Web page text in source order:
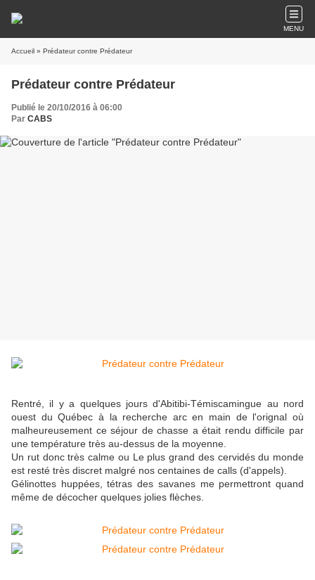
MENU
Accueil » Prédateur contre Prédateur
Prédateur contre Prédateur
Publié le 20/10/2016 à 06:00
Par CABS
Rentré, il y a quelques jours d'Abitibi-Témiscamingue au nord
ouest du Québec à la recherche arc en main de l'orignal où
malheureusement ce séjour de chasse a était rendu difficile par
une température très au-dessus de la moyenne.
Un rut donc très calme ou Le plus grand des cervidés du monde
est resté très discret malgré nos centaines de calls (d'appels).
Gélinottes huppées, tétras des savanes me permettront quand
même de décocher quelques jolies flèches.